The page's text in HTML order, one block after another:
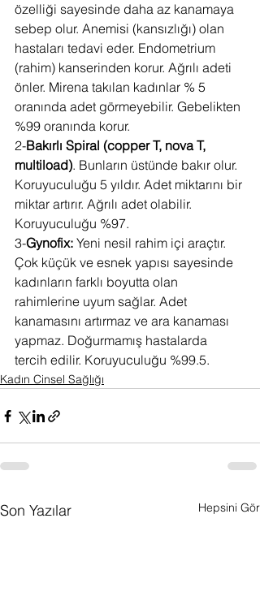
özelliği sayesinde daha az kanamaya
sebep olur. Anemisi (kansızlığı) olan
hastaları tedavi eder. Endometrium
(rahim) kanserinden korur. Ağrılı adeti
önler. Mirena takılan kadınlar % 5
oranında adet görmeyebilir. Gebelikten
%99 oranında korur.
2-Bakırlı Spiral (copper T, nova T,
multiload). Bunların üstünde bakır olur.
Koruyuculuğu 5 yıldır. Adet miktarını bir
miktar artırır. Ağrılı adet olabilir.
Koruyuculuğu %97.
3-Gynofix: Yeni nesil rahim içi araçtır.
Çok küçük ve esnek yapısı sayesinde
kadınların farklı boyutta olan
rahimlerine uyum sağlar. Adet
kanamasını artırmaz ve ara kanaması
yapmaz. Doğurmamış hastalarda
tercih edilir. Koruyuculuğu %99.5.
Kadın Cinsel Sağlığı
Son Yazılar Hepsini Gör